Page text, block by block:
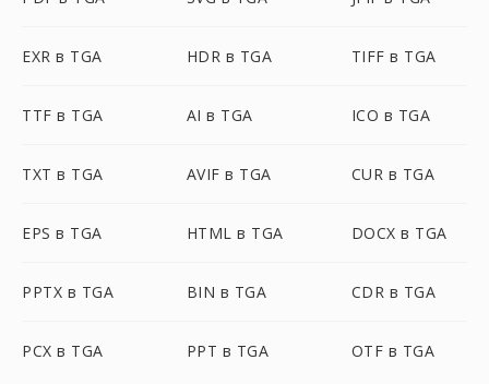
EXR в TGA HDR в TGA TIFF в TGA
TTF в TGA AI в TGA ICO в TGA
TXT в TGA AVIF в TGA CUR в TGA
EPS в TGA HTML в TGA DOCX в TGA
PPTX в TGA BIN в TGA CDR в TGA
PCX в TGA PPT в TGA OTF в TGA